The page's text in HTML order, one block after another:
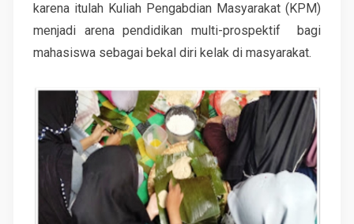
karena itulah Kuliah Pengabdian Masyarakat (KPM)
menjadi arena pendidikan multi-prospektif bagi
mahasiswa sebagai bekal diri kelak di masyarakat.